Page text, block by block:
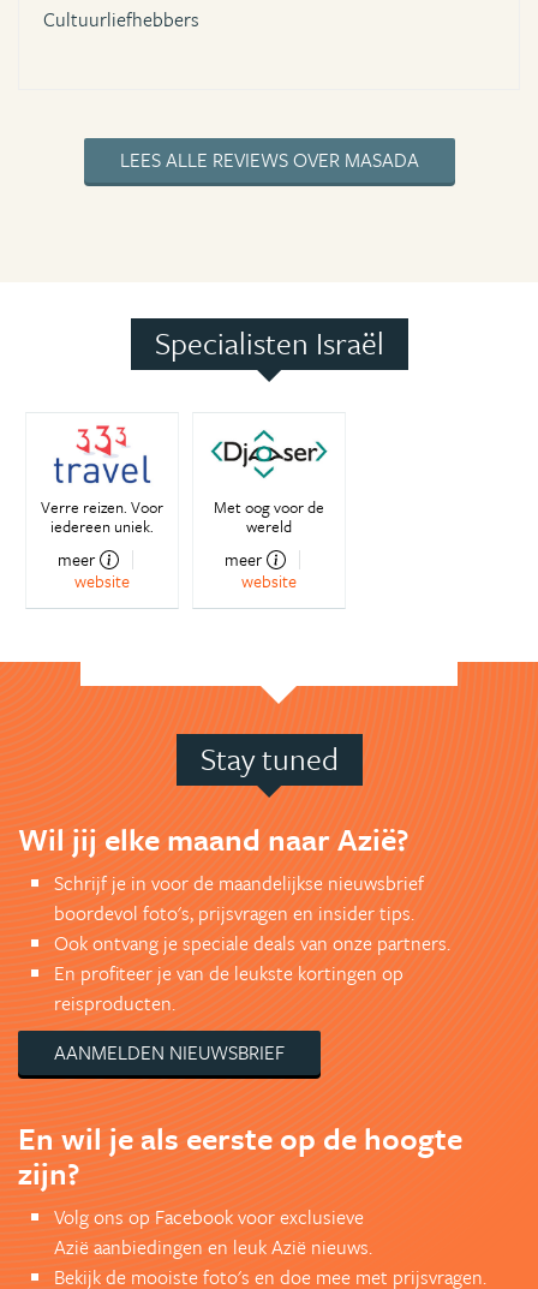
Cultuurliefhebbers
LEES ALLE REVIEWS OVER MASADA
Specialisten Israël
Verre reizen. Voor
iedereen uniek.
meer
website
Met oog voor de
wereld
meer
website
Stay tuned
Wil jij elke maand naar Azië?
Schrijf je in voor de maandelijkse nieuwsbrief
boordevol foto's, prijsvragen en insider tips.
Ook ontvang je speciale deals van onze partners.
En profiteer je van de leukste kortingen op
reisproducten.
AANMELDEN NIEUWSBRIEF
En wil je als eerste op de hoogte
zijn?
Volg ons op Facebook voor exclusieve
Azië aanbiedingen en leuk Azië nieuws.
Bekijk de mooiste foto's en doe mee met prijsvragen.